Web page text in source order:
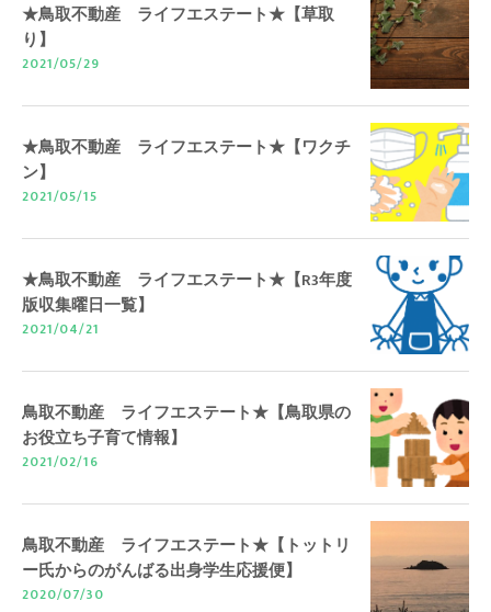
★鳥取不動産 ライフエステート★【草取
り】
2021/05/29
★鳥取不動産 ライフエステート★【ワクチ
ン】
2021/05/15
★鳥取不動産 ライフエステート★【R3年度
版収集曜日一覧】
2021/04/21
鳥取不動産 ライフエステート★【鳥取県の
お役立ち子育て情報】
2021/02/16
鳥取不動産 ライフエステート★【トットリ
ー氏からのがんばる出身学生応援便】
2020/07/30